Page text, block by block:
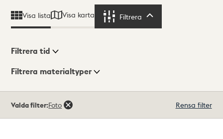
Visa lista Visa karta Filtrera
Visningsläge
Filtrera tid
Filtrera materialtyper
träffar
Valda filter:Foto Rensa filter